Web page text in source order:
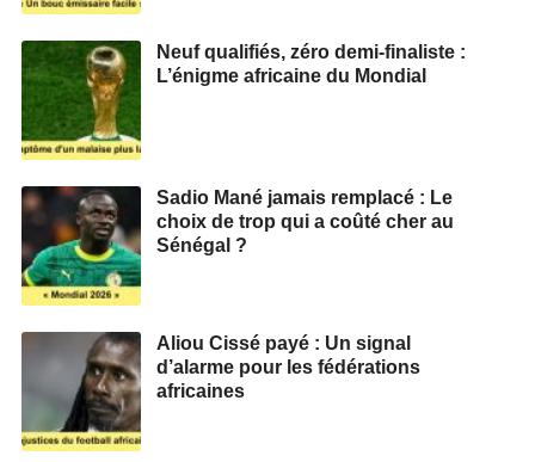
Neuf qualifiés, zéro demi‑finaliste :
L’énigme africaine du Mondial
Sadio Mané jamais remplacé : Le
choix de trop qui a coûté cher au
Sénégal ?
Aliou Cissé payé : Un signal
d’alarme pour les fédérations
africaines